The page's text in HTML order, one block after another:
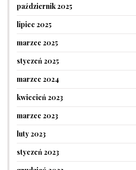
październik 2025
lipiec 2025
marzec 2025
styczeń 2025
marzec 2024
kwiecień 2023
marzec 2023
luty 2023
styczeń 2023